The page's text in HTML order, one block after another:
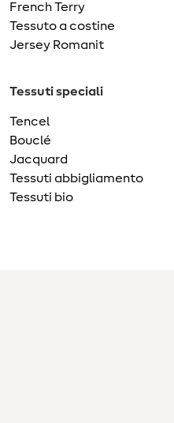
French Terry
Tessuto a costine
Jersey Romanit
Tessuti speciali
Tencel
Bouclé
Jacquard
Tessuti abbigliamento
Tessuti bio